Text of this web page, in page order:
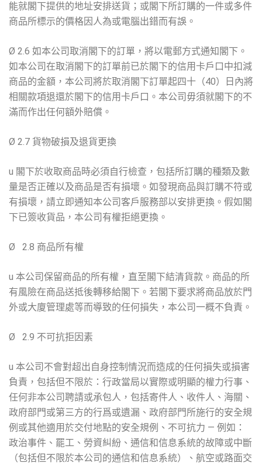
能就閣下提供的地址安排送貨；或閣下所訂購的一件或多件
商品所標示的價格因人為或電腦出錯而有誤。
Ø 2.6 如本公司取消閣下的訂單，將以電郵方式通知閣下。
如本公司在取消閣下的訂單前已於閣下的信用卡戶口中扣減
商品的金額，本公司將於取消閣下訂單起四十（40）日內將
相關款項退還於閣下的信用卡戶口。本公司毋須就閣下的不
滿而作出任何額外賠償。
Ø 2.7 貨物破損及退貨更換
u 閣下於收取商品時必須自行檢查，包括所訂購的種類及數
量是否正確以及商品是否有損壞。如發現商品與訂購不符或
有損壞，請立即通知本公司客戶服務部以安排更換。假如閣
下已簽收貨品，本公司有權拒絕更換。
Ø 2.8 商品所有權
u 本公司保留商品的所有權，直至閣下結清貨款。商品的所
有風險在商品送抵後轉移給閣下。若閣下要求將商品放於門
外或大廈管理處等而導致的任何損失，本公司一概不負責。
Ø 2.9 不可抗拒因素
u 本公司不會對超出自身控制情況而造成的任何損失或損害
負責，包括但不限於：行政當局以實際或明顯的權力行事、
任何非本公司聘請或承包人，包括寄件人、收件人、海關、
政府部門或第三方的行爲或遺漏、政府部門所施行的安全規
例或其他適用於交付地點的安全規例、不可抗力 — 例如：
政治事件、罷工、勞資糾紛、通信和信息系統的故障或中斷
（包括但不限於本公司的通信和信息系統）、航空或路面交